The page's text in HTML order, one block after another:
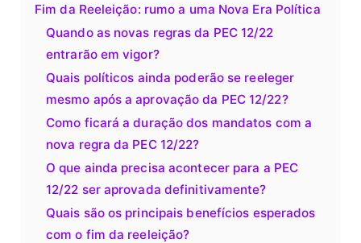
Fim da Reeleição: rumo a uma Nova Era Política
Quando as novas regras da PEC 12/22
entrarão em vigor?
Quais políticos ainda poderão se reeleger
mesmo após a aprovação da PEC 12/22?
Como ficará a duração dos mandatos com a
nova regra da PEC 12/22?
O que ainda precisa acontecer para a PEC
12/22 ser aprovada definitivamente?
Quais são os principais benefícios esperados
com o fim da reeleição?